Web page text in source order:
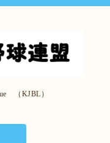
（KJBL）